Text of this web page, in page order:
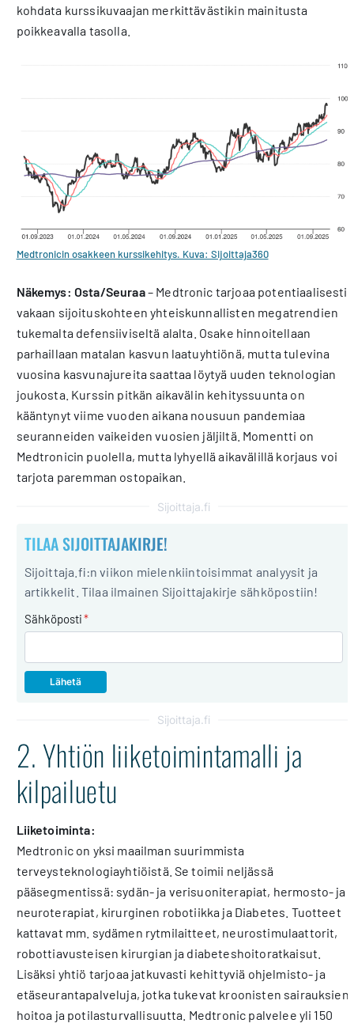
kohdata kurssikuvaajan merkittävästikin mainitusta
poikkeavalla tasolla.
Medtronicin osakkeen kurssikehitys. Kuva: Sijoittaja360
Näkemys: Osta/Seuraa– Medtronic tarjoaa potentiaalisesti
vakaan sijoituskohteen yhteiskunnallisten megatrendien
tukemalta defensiiviseltä alalta. Osake hinnoitellaan
parhaillaan matalan kasvun laatuyhtiönä, mutta tulevina
vuosina kasvunajureita saattaa löytyä uuden teknologian
joukosta. Kurssin pitkän aikavälin kehityssuunta on
kääntynyt viime vuoden aikana nousuun pandemiaa
seuranneiden vaikeiden vuosien jäljiltä. Momentti on
Medtronicin puolella, mutta lyhyellä aikavälillä korjaus voi
tarjota paremman ostopaikan.
Sijoittaja.fi
TILAA SIJOITTAJAKIRJE!
Sijoittaja.fi:n viikon mielenkiintoisimmat analyysit ja
artikkelit. Tilaa ilmainen Sijoittajakirje sähköpostiin!
Sähköposti*
Sijoittaja.fi
2. Yhtiön liiketoimintamalli ja
kilpailuetu
Liiketoiminta:
Medtronic on yksi maailman suurimmista
terveysteknologiayhtiöistä. Se toimii neljässä
pääsegmentissä: sydän- ja verisuoniterapiat, hermosto- ja
neuroterapiat, kirurginen robotiikka ja Diabetes. Tuotteet
kattavat mm. sydämen rytmilaitteet, neurostimulaattorit,
robottiavusteisen kirurgian ja diabeteshoitoratkaisut.
Lisäksi yhtiö tarjoaa jatkuvasti kehittyviä ohjelmisto- ja
etäseurantapalveluja, jotka tukevat kroonisten sairauksien
hoitoa ja potilasturvallisuutta. Medtronic palvelee yli 150